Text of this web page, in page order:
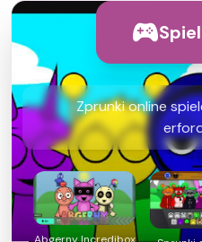
Zprunki online
Abgerny Incredibox